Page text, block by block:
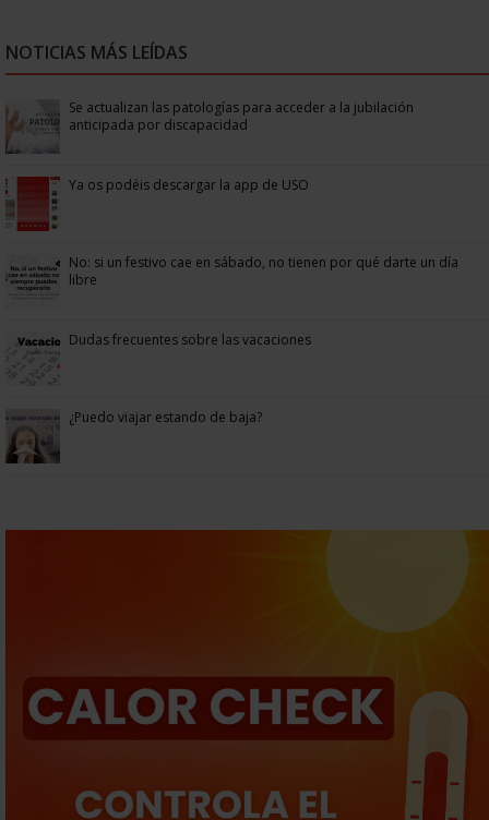
NOTICIAS MÁS LEÍDAS
Se actualizan las patologías para acceder a la jubilación
anticipada por discapacidad
Ya os podéis descargar la app de USO
No: si un festivo cae en sábado, no tienen por qué darte un día
libre
Dudas frecuentes sobre las vacaciones
¿Puedo viajar estando de baja?